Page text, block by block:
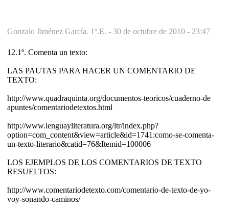
Gonzalo Jiménez García. 1º.E. - 30 de octubre de 2010 - 23:47
12.1º. Comenta un texto:
LAS PAUTAS PARA HACER UN COMENTARIO DE
TEXTO:
http://www.quadraquinta.org/documentos-teoricos/cuaderno-de
apuntes/comentariodetextos.html
http://www.lenguayliteratura.org/ltr/index.php?
option=com_content&view=article&id=1741:como-se-comenta-
un-texto-literario&catid=76&Itemid=100006
LOS EJEMPLOS DE LOS COMENTARIOS DE TEXTO
RESUELTOS:
http://www.comentariodetexto.com/comentario-de-texto-de-yo-
voy-sonando-caminos/